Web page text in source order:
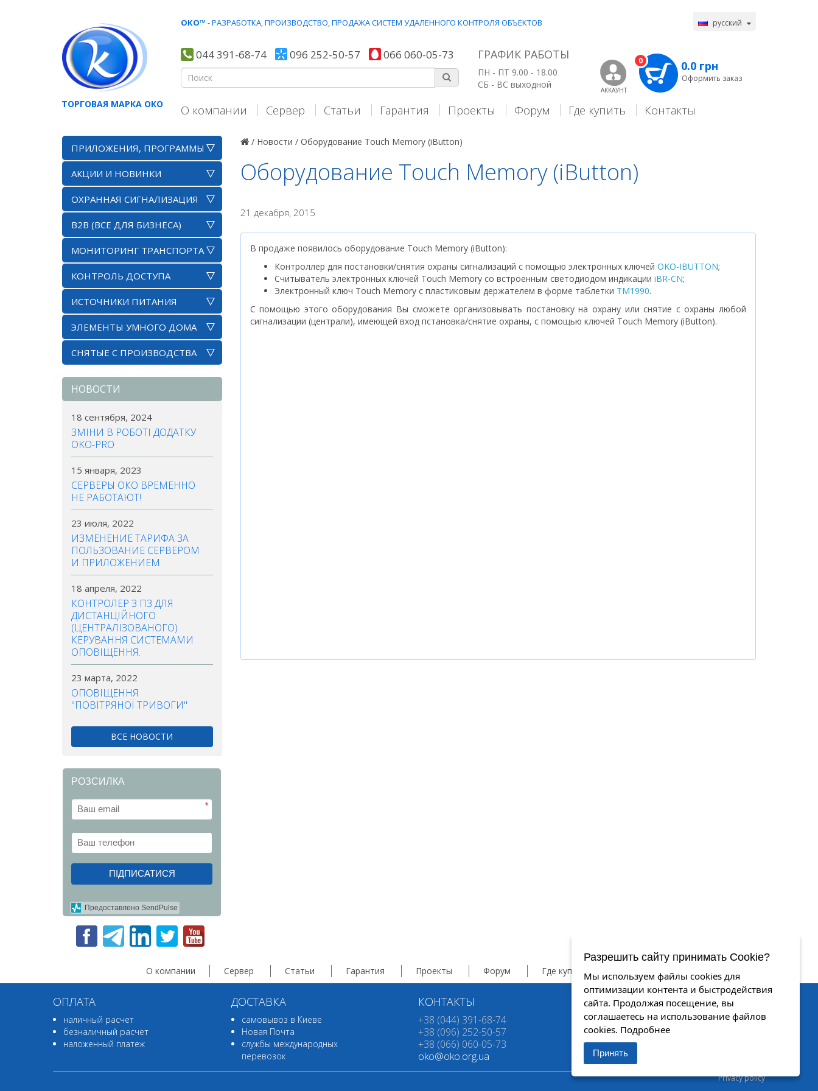
ОКО™ - РАЗРАБОТКА, ПРОИЗВОДСТВО, ПРОДАЖА СИСТЕМ УДАЛЕННОГО КОНТРОЛЯ ОБЪЕКТОВ русский
044 391-68-74 096 252-50-57 066 060-05-73 ГРАФИК РАБОТЫ
ПН - ПТ 9.00 - 18.00
СБ - ВС выходной
АККАУНТ
0 0.0 грн
Оформить заказ
ТОРГОВАЯ МАРКА ОКО О компании Сервер Статьи Гарантия Проекты Форум Где купить Контакты
ПРИЛОЖЕНИЯ, ПРОГРАММЫ
АКЦИИ И НОВИНКИ
ОХРАННАЯ СИГНАЛИЗАЦИЯ
B2B (ВСЕ ДЛЯ БИЗНЕСА)
МОНИТОРИНГ ТРАНСПОРТА
КОНТРОЛЬ ДОСТУПА
ИСТОЧНИКИ ПИТАНИЯ
ЭЛЕМЕНТЫ УМНОГО ДОМА
СНЯТЫЕ С ПРОИЗВОДСТВА
НОВОСТИ
18 сентября, 2024
ЗМІНИ В РОБОТІ ДОДАТКУ
OKO-PRO
15 января, 2023
СЕРВЕРЫ ОКО ВРЕМЕННО
НЕ РАБОТАЮТ!
23 июля, 2022
ИЗМЕНЕНИЕ ТАРИФА ЗА
ПОЛЬЗОВАНИЕ СЕРВЕРОМ
И ПРИЛОЖЕНИЕМ
18 апреля, 2022
КОНТРОЛЕР З ПЗ ДЛЯ
ДИСТАНЦІЙНОГО
(ЦЕНТРАЛІЗОВАНОГО)
КЕРУВАННЯ СИСТЕМАМИ
ОПОВІЩЕННЯ.
23 марта, 2022
ОПОВІЩЕННЯ
"ПОВІТРЯНОЇ ТРИВОГИ"
ВСЕ НОВОСТИ
РОЗСИЛКА
*
ПІДПИСАТИСЯ
Предоставлено SendPulse
/ Новости / Оборудование Touch Memory (iButton)
Оборудование Touch Memory (iButton)
21 декабря, 2015
В продаже появилось оборудование Touch Memory (iButton):
Контроллер для постановки/снятия охраны сигнализаций с помощью электронных ключей OKO-IBUTTON;
Считыватель электронных ключей Touch Memory со встроенным светодиодом индикации iBR-CN;
Электронный ключ Touch Memory с пластиковым держателем в форме таблетки ТМ1990.
С помощью этого оборудования Вы сможете организовывать постановку на охрану или снятие с охраны любой
сигнализации (централи), имеющей вход пстановка/снятие охраны, с помощью ключей Touch Memory (iButton).
О компании Сервер Статьи Гарантия Проекты Форум Где купить
ОПЛАТА
наличный расчет
безналичный расчет
наложенный платеж
ДОСТАВКА
самовывоз в Киеве
Новая Почта
службы международных
перевозок
КОНТАКТЫ
+38 (044) 391-68-74
+38 (096) 252-50-57
+38 (066) 060-05-73
oko@oko.org.ua
КОНТРОЛИРУЙ И УПРАВЛЯЙ
© 2007-2025 Все права защищены
Privacy policy
Разрешить сайту принимать Cookie?
Мы используем файлы cookies для
оптимизации контента и быстродействия
сайта. Продолжая посещение, вы
соглашаетесь на использование файлов
cookies. Подробнее
Принять